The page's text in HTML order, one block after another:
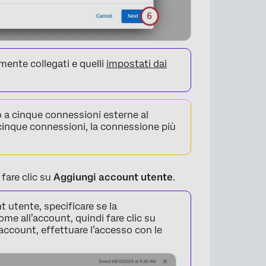
×
collegati e quelli impostati dai
cinque connessioni esterne al
connessioni, la connessione più
fare clic suAggiungi account utente.
utente, specificare se la
all’account, quindi fare clic su
effettuare l’accesso con le